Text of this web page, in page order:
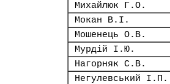
Михайлюк Г.О.
Мокан В.І.
Мошенець О.В.
Мурдій І.Ю.
Нагорняк С.В.
Негулевський І.П.